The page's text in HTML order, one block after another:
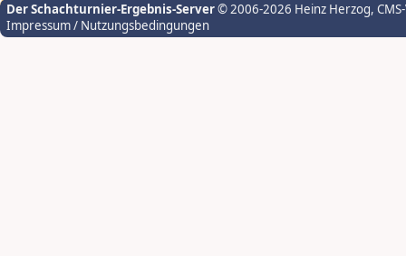
Der Schachturnier-Ergebnis-Server© 2006-2026 Heinz Herzog,
Impressum / Nutzungsbedingungen